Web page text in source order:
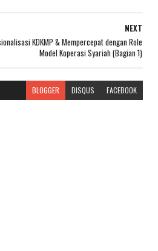
NEXT
KDKMP & Mempercepat dengan Role
Model Koperasi Syariah (Bagian 1)
BLOGGER DISQUS FACEBOOK